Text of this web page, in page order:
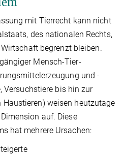
mit Tierrecht kann nicht
des nationalen Rechts,
begrenzt bleiben.
Mensch-Tier-
und -
Versuchstiere bis hin zur
weisen heutzutage
auf. Diese
hat mehrere Ursachen: